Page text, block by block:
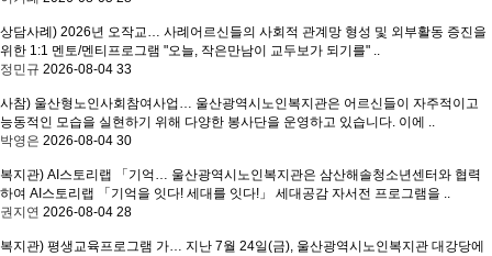
상담사례) 2026년 오작교… 사례어르신들의 사회적 관계망 형성 및 외부활동 증진을
위한 1:1 멘토/멘티프로그램 "오늘, 작은만남이 교두보가 되기를" ..
정민규 2026-08-04 33
사참) 울산형노인사회참여사업… 울산광역시노인복지관은 어르신들이 자주적이고
능동적인 모습을 실현하기 위해 다양한 봉사단을 운영하고 있습니다. 이에 ..
박영은 2026-08-04 30
복지관) AI스토리랩 「기억… 울산광역시노인복지관은 삼산해솔청소년센터와 협력
하여 AI스토리랩 「기억을 잇다! 세대를 잇다!」 세대공감 자서전 프로그램을 ..
권지연 2026-08-04 28
복지관) 평생교육프로그램 가… 지난 7월 24일(금), 울산광역시노인복지관 대강당에